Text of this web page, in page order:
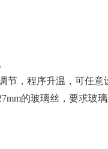
节，程序升温，可任意
的玻璃丝，要求玻